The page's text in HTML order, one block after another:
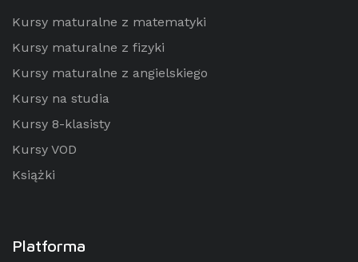
Kursy maturalne z matematyki
Kursy maturalne z fizyki
Kursy maturalne z angielskiego
Kursy na studia
Kursy 8-klasisty
Kursy VOD
Książki
Platforma